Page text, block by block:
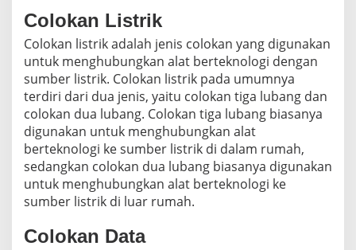
Colokan Listrik
Colokan listrik adalah jenis colokan yang digunakan
untuk menghubungkan alat berteknologi dengan
sumber listrik. Colokan listrik pada umumnya
terdiri dari dua jenis, yaitu colokan tiga lubang dan
colokan dua lubang. Colokan tiga lubang biasanya
digunakan untuk menghubungkan alat
berteknologi ke sumber listrik di dalam rumah,
sedangkan colokan dua lubang biasanya digunakan
untuk menghubungkan alat berteknologi ke
sumber listrik di luar rumah.
Colokan Data